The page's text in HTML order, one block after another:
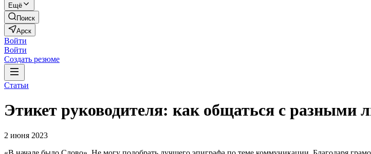
Ещё
Поиск
Арск
Войти
Войти
Создать резюме
Статьи
Этикет руководителя: как общаться с разными
2 июня 2023